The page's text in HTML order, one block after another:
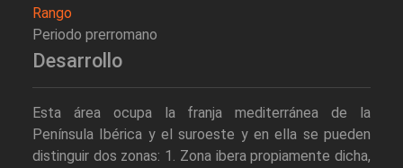
Rango
Periodo prerromano
Desarrollo
Esta área ocupa la franja mediterránea de la
Península Ibérica y el suroeste y en ella se pueden
distinguir dos zonas: 1. Zona ibera propiamente dicha,